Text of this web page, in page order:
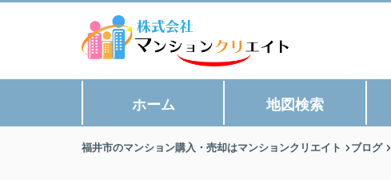
ホーム 地図検索
福井市のマンション購入・売却はマンションクリエイト ブログ